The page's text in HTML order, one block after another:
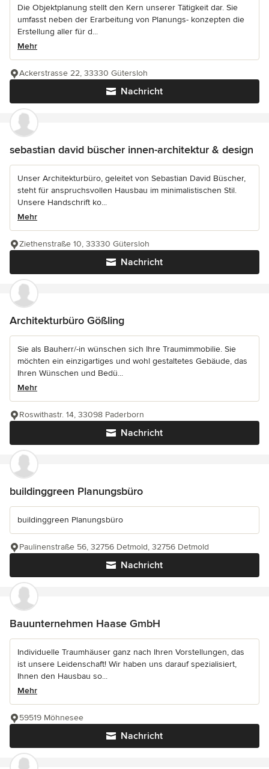
Die Objektplanung stellt den Kern unserer Tätigkeit dar. Sie
umfasst neben der Erarbeitung von Planungs- konzepten die
Erstellung aller für d...
Mehr
Nachricht
Ackerstrasse 22, 33330 Gütersloh
sebastian david büscher innen-architektur & design
Unser Architekturbüro, geleitet von Sebastian David Büscher,
steht für anspruchsvollen Hausbau im minimalistischen Stil.
Unsere Handschrift ko...
Mehr
Nachricht
Ziethenstraße 10, 33330 Gütersloh
Architekturbüro Gößling
Sie als Bauherr/-in wünschen sich Ihre Traumimmobilie. Sie
möchten ein einzigartiges und wohl gestaltetes Gebäude, das
Ihren Wünschen und Bedü...
Mehr
Nachricht
Roswithastr. 14, 33098 Paderborn
buildinggreen Planungsbüro
buildinggreen Planungsbüro
Nachricht
Paulinenstraße 56, 32756 Detmold, 32756 Detmold
Bauunternehmen Haase GmbH
Individuelle Traumhäuser ganz nach Ihren Vorstellungen, das
ist unsere Leidenschaft! Wir haben uns darauf spezialisiert,
Ihnen den Hausbau so...
Mehr
Nachricht
59519 Möhnesee